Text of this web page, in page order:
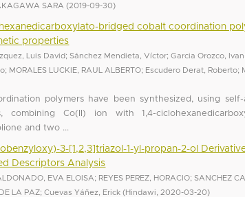
SARA (2019-09-30)
bridged cobalt coordination
properties
Luis David;Sánchez Mendieta, Víctor;Garcia Orozco, Ivan
; MORALES LUCKIE, RAUL ALBERTO; Escudero Derat, Roberto;
polymers have been synthesized, using
combining Co(II) ion with 1,4-
and two ...
3-[1,2,3]triazol-1-yl-propan-2-ol
Descriptors Analysis
EVA ELOISA; REYES PEREZ, HORACIO;SANCHEZ
LA PAZ;Cuevas Yáñez, Erick (Hindawi 2020-03-20)